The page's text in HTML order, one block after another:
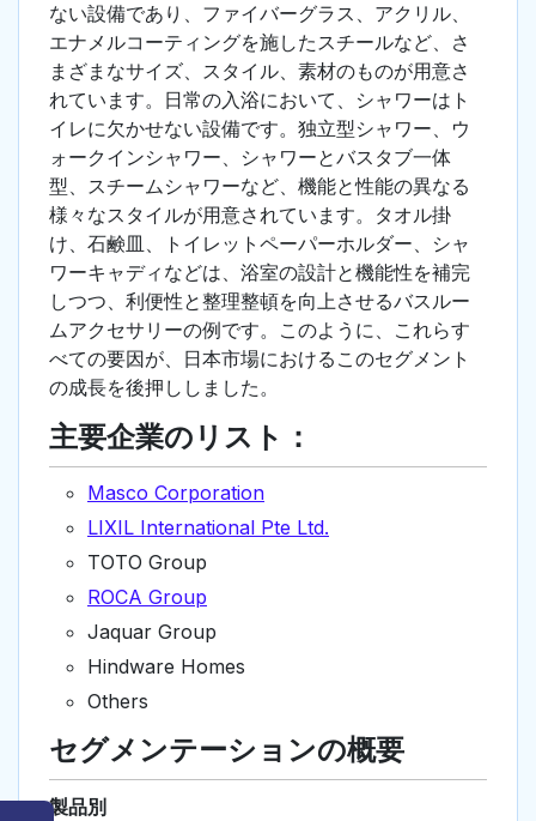
ない設備であり、ファイバーグラス、アクリル、
エナメルコーティングを施したスチールなど、さ
まざまなサイズ、スタイル、素材のものが用意さ
れています。日常の入浴において、シャワーはト
イレに欠かせない設備です。独立型シャワー、ウ
ォークインシャワー、シャワーとバスタブ一体
型、スチームシャワーなど、機能と性能の異なる
様々なスタイルが用意されています。タオル掛
け、石鹸皿、トイレットペーパーホルダー、シャ
ワーキャディなどは、浴室の設計と機能性を補完
しつつ、利便性と整理整頓を向上させるバスルー
ムアクセサリーの例です。このように、これらす
べての要因が、日本市場におけるこのセグメント
の成長を後押ししました。
主要企業のリスト：
Masco Corporation
LIXIL International Pte Ltd.
TOTO Group
ROCA Group
Jaquar Group
Hindware Homes
Others
セグメンテーションの概要
製品別